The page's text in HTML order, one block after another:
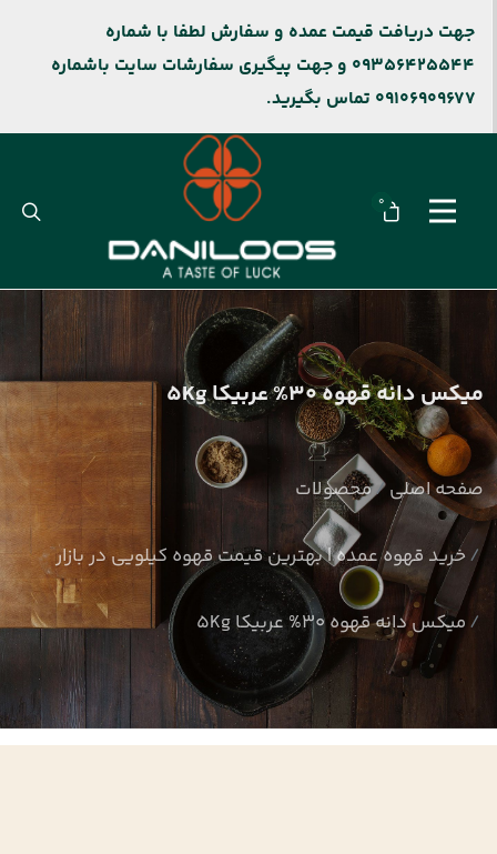
جهت دریافت قیمت عمده و سفارش لطفا با شماره
09356425544 و جهت پیگیری سفارشات سایت باشماره
09106909677 تماس بگیرید.
0
میکس دانه قهوه 30% عربیکا 5Kg
صفحه اصلی محصولات
خرید قهوه عمده | بهترین قیمت قهوه کیلویی در بازار
میکس دانه قهوه 30% عربیکا 5Kg